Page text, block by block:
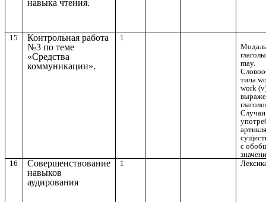
навыка чтения.
15
Контрольная работа
№3 по теме
«Средства
коммуникации».
1
may.
типа
work
Случаи
с
16
Совершенствование
навыков
аудирования
1